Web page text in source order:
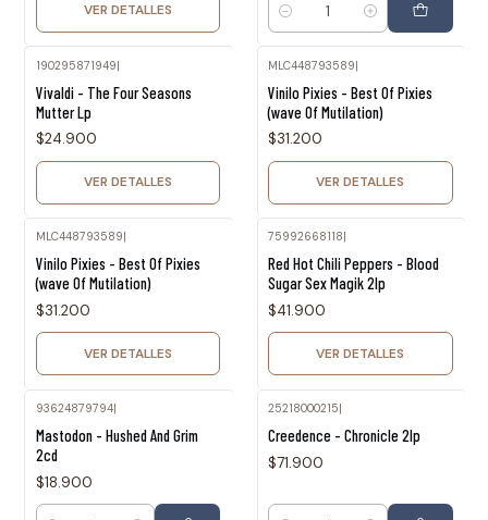
VER DETALLES
Cantidad
190295871949|
Vivaldi - The Four Seasons
Mutter Lp
$24.900
VER DETALLES
MLC448793589|
Vinilo Pixies - Best Of Pixies
(wave Of Mutilation)
$31.200
VER DETALLES
MLC448793589
Vinilo Pixies - Best Of Pixies
(wave Of Mutilation)
$31.200
VER DETALLES
75992668118
Red Hot Chili Peppers - Blood
Sugar Sex Magik 2lp
$41.900
VER DETALLES
93624879794|
Mastodon - Hushed And Grim
2cd
$18.900
25218000215|
Creedence - Chronicle 2lp
$71.900